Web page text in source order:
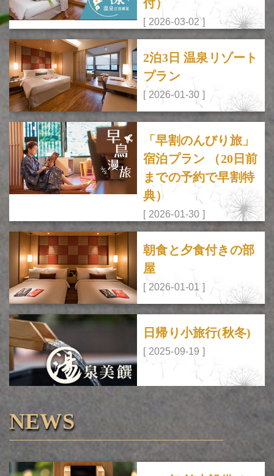
付）
[ 2026-03-02 ]
2泊3日 温泉リゾート
プラン
[ 2026-01-30 ]
「早割のんびり旅」
宿泊プラン （20日前
までの予約で早割特
典）
[ 2026-01-30 ]
朝食と夕食付きの部
屋
[ 2026-01-01 ]
日帰り小旅行(秋冬)
[ 2025-09-19 ]
NEWS